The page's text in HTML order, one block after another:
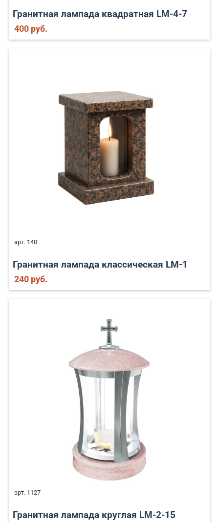
Гранитная лампада квадратная LM-4-7
400 руб.
арт. 140
Гранитная лампада классическая LM-1
240 руб.
арт. 1127
Гранитная лампада круглая LM-2-15